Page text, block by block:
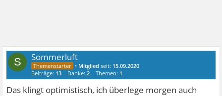
S Sommerluft
• Mitglied seit: 15.09.2020
Beiträge: 13 Danke:2 Themen: 1
Das klingt optimistisch, ich überlege morgen auch